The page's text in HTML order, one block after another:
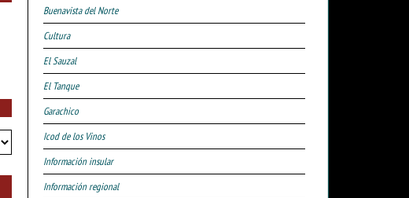
Buenavista del Norte
Cultura
El Sauzal
El Tanque
Garachico
Icod de los Vinos
Información insular
Información regional